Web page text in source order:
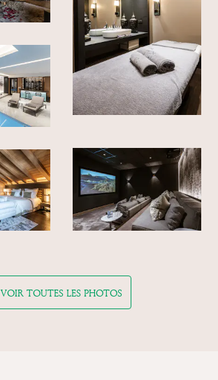
VOIR TOUTES LES PHOTOS